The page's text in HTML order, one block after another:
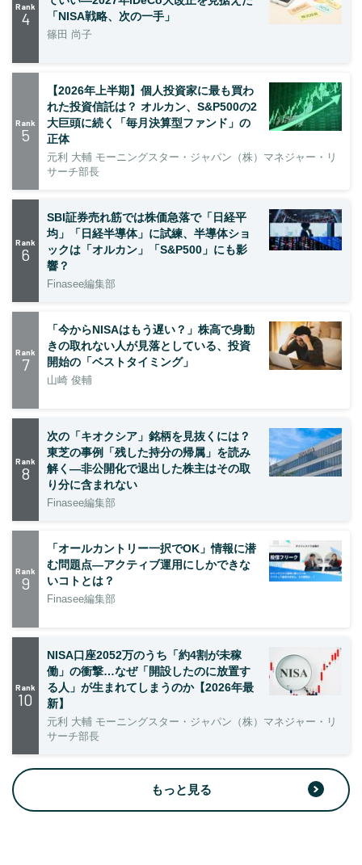
Rank
4
「NISA戦略、次の一手」
篠田 尚子
Rank
5
【2026年上半期】個人投資家に最も買わ
れた投資信託は？ オルカン、S&P500の2
大巨頭に続く「毎月決算型ファンド」の
正体
元利 大輔 モーニングスター・ジャパン（株）マネジャー・リ
サーチ部長
Rank
6
SBI証券売れ筋では株価急落で「日経平
均」「日経半導体」に試練、半導体ショ
ックは「オルカン」「S&P500」にも影
響？
Finasee編集部
Rank
7
「今からNISAはもう遅い？」株高で身動
きの取れない人が見落としている、投資
開始の「ベストタイミング」
山崎 俊輔
Rank
8
次の「キオクシア」銘柄を見抜くには？
東芝の事例「残した持分の帰属」を読み
解く—非公開化で退出した株主はその取
り分に含まれない
Finasee編集部
Rank
9
「オールカントリー一択でOK」情報に潜
む問題点―アクティブ運用にしかできな
いコトとは？
Finasee編集部
Rank
10
NISA口座2052万のうち「約4割が未稼
働」の衝撃…なぜ「開設したのに放置す
る人」が生まれてしまうのか【2026年最
新】
元利 大輔 モーニングスター・ジャパン（株）マネジャー・リ
サーチ部長
もっと見る